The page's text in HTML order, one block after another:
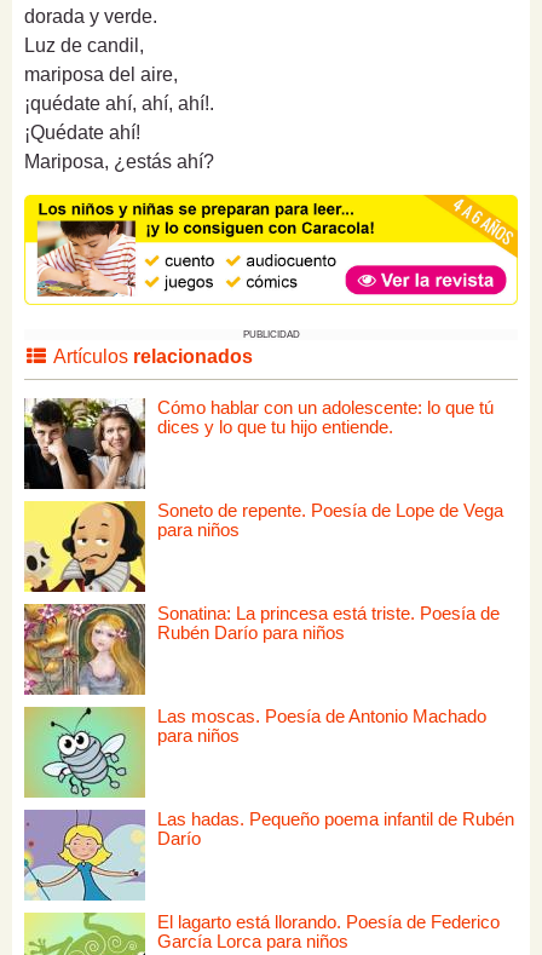
dorada y verde.
Luz de candil,
mariposa del aire,
¡quédate ahí, ahí, ahí!.
¡Quédate ahí!
Mariposa, ¿estás ahí?
PUBLICIDAD
Artículos relacionados
Cómo hablar con un adolescente: lo que tú
dices y lo que tu hijo entiende.
Soneto de repente. Poesía de Lope de Vega
para niños
Sonatina: La princesa está triste. Poesía de
Rubén Darío para niños
Las moscas. Poesía de Antonio Machado
para niños
Las hadas. Pequeño poema infantil de Rubén
Darío
El lagarto está llorando. Poesía de Federico
García Lorca para niños